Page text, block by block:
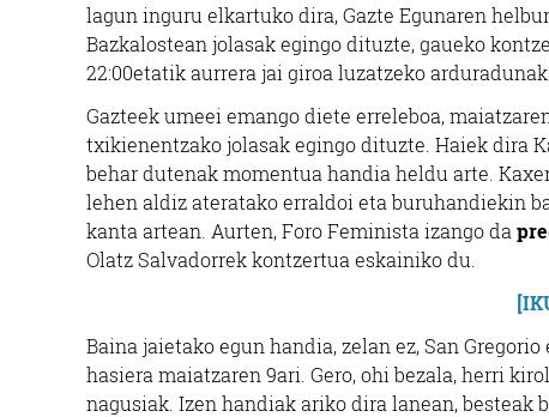
lagun inguru elkartuko dira, Gazte Egunaren
Bazkalostean jolasak egingo dituzte, gaueko
22:00etatik aurrera jai giroa luzatzeko arduradunak.
Gazteek umeei emango diete erreleboa,
txikienentzako jolasak egingo dituzte. Haiek dira
behar dutenak momentua handia heldu arte.
lehen aldiz ateratako erraldoi eta buruhandiekin
kanta artean. Aurten, Foro Feminista izango da
Olatz Salvadorrek kontzertua eskainiko du.
Baina jaietako egun handia, zelan ez, San Gregorio
hasiera maiatzaren 9ari. Gero, ohi bezala, herri
nagusiak. Izen handiak ariko dira lanean, besteak